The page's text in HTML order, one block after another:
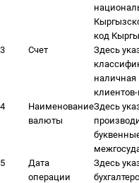
код
3
Счет
Здесь
наличная
4
Наименование
валюты
Здесь
5
Дата
операции
Здесь